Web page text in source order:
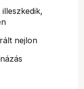
nejlon